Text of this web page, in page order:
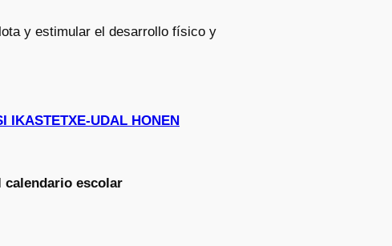
y estimular el desarrollo físico y
UDAL HONEN
calendario escolar